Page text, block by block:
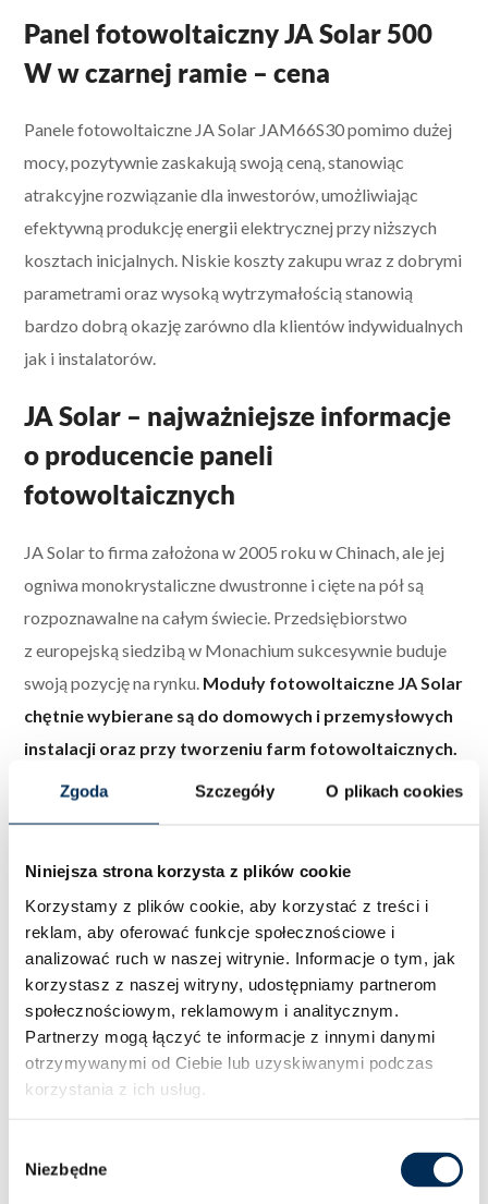
Zgoda Szczegóły O plikach cookies
Niniejsza strona korzysta z plików cookie
Korzystamy z plików cookie, aby korzystać z treści i
reklam, aby oferować funkcje społecznościowe i
analizować ruch w naszej witrynie. Informacje o tym, jak
korzystasz z naszej witryny, udostępniamy partnerom
społecznościowym, reklamowym i analitycznym.
Partnerzy mogą łączyć te informacje z innymi danymi
otrzymywanymi od Ciebie lub uzyskiwanymi podczas
korzystania z ich usług.
zgody
Niezbędne
Panel fotowoltaiczny JA Solar 500
W w czarnej ramie – cena
Panele fotowoltaiczne JA Solar JAM66S30 pomimo dużej
mocy, pozytywnie zaskakują swoją ceną, stanowiąc
atrakcyjne rozwiązanie dla inwestorów, umożliwiając
efektywną produkcję energii elektrycznej przy niższych
kosztach inicjalnych. Niskie koszty zakupu wraz z dobrymi
parametrami oraz wysoką wytrzymałością stanowią
bardzo dobrą okazję zarówno dla klientów indywidualnych
jak i instalatorów.
JA Solar – najważniejsze informacje
o producencie paneli
fotowoltaicznych
JA Solar to firma założona w 2005 roku w Chinach, ale jej
ogniwa monokrystaliczne dwustronne i cięte na pół są
rozpoznawalne na całym świecie. Przedsiębiorstwo
z europejską siedzibą w Monachium sukcesywnie buduje
swoją pozycję na rynku. Moduły fotowoltaiczne JA Solar
chętnie wybierane są do domowych i przemysłowych
instalacji oraz przy tworzeniu farm fotowoltaicznych.
Moduł fotowoltaiczny JA Solar
instalatorów
Zarówno klienci indywidualni, jak i instalatorzy wyrażają
pozytywne opinie na temat paneli fotowoltaicznych JA
Solar JAM66S3 w czarnej ramie, chwaląc ich estetyczny
wygląd i wydajność energetyczną. Wielu z nich uważa,
że moduły te są wytrzymałe i niezawodne.
fotowoltaicznych JA Solar